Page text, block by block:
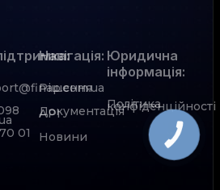
01
Рішення
Документація
АРІ
Новини
Навігація: Юридична
інформація:
Політика
конфіденційності
КНОПКА
ЗВ'ЯЗКУ